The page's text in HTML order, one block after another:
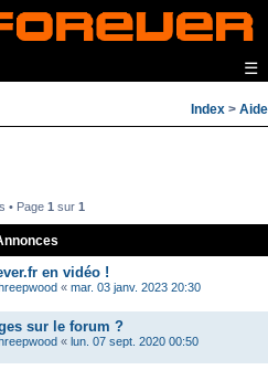
☰
Index > Aide
• Page 1 sur 1
en vidéo !
« mar. 03 janv. 2023 20:30
sur le forum ?
« lun. 07 sept. 2020 00:50